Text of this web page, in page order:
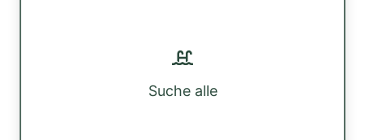
Suche alle